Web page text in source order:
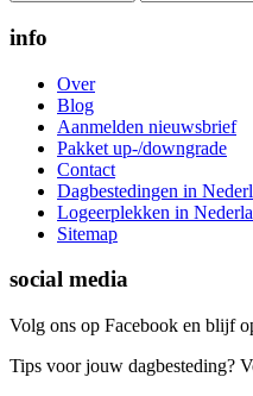
info
Over
Blog
Aanmelden nieuwsbrief
Pakket up-/downgrade
Contact
Dagbestedingen in
Logeerplekken in
Sitemap
social media
Volg ons op Facebook en blijf
Tips voor jouw dagbesteding?